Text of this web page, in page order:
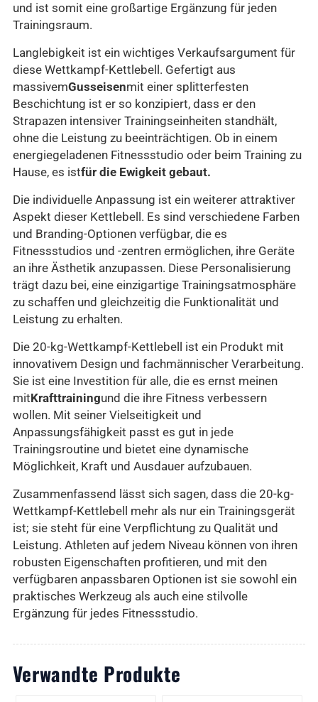
und ist somit eine großartige Ergänzung für jeden
Trainingsraum.
Langlebigkeit ist ein wichtiges Verkaufsargument für
diese Wettkampf-Kettlebell. Gefertigt aus
massivemGusseisenmit einer splitterfesten
Beschichtung ist er so konzipiert, dass er den
Strapazen intensiver Trainingseinheiten standhält,
ohne die Leistung zu beeinträchtigen. Ob in einem
energiegeladenen Fitnessstudio oder beim Training zu
Hause, es istfür die Ewigkeit gebaut.
Die individuelle Anpassung ist ein weiterer attraktiver
Aspekt dieser Kettlebell. Es sind verschiedene Farben
und Branding-Optionen verfügbar, die es
Fitnessstudios und -zentren ermöglichen, ihre Geräte
an ihre Ästhetik anzupassen. Diese Personalisierung
trägt dazu bei, eine einzigartige Trainingsatmosphäre
zu schaffen und gleichzeitig die Funktionalität und
Leistung zu erhalten.
Die 20-kg-Wettkampf-Kettlebell ist ein Produkt mit
innovativem Design und fachmännischer Verarbeitung.
Sie ist eine Investition für alle, die es ernst meinen
mitKrafttrainingund die ihre Fitness verbessern
wollen. Mit seiner Vielseitigkeit und
Anpassungsfähigkeit passt es gut in jede
Trainingsroutine und bietet eine dynamische
Möglichkeit, Kraft und Ausdauer aufzubauen.
Zusammenfassend lässt sich sagen, dass die 20-kg-
Wettkampf-Kettlebell mehr als nur ein Trainingsgerät
ist; sie steht für eine Verpflichtung zu Qualität und
Leistung. Athleten auf jedem Niveau können von ihren
robusten Eigenschaften profitieren, und mit den
verfügbaren anpassbaren Optionen ist sie sowohl ein
praktisches Werkzeug als auch eine stilvolle
Ergänzung für jedes Fitnessstudio.
Verwandte Produkte